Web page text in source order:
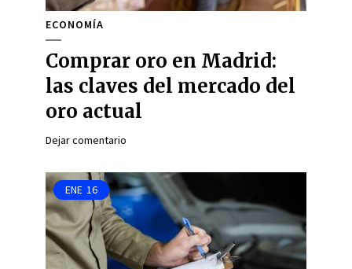
ECONOMÍA
Comprar oro en Madrid:
las claves del mercado del
oro actual
Dejar comentario
ENE 16